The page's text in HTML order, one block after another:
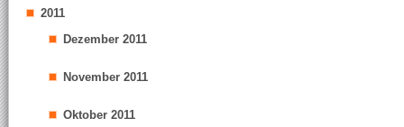
2011
Dezember 2011
November 2011
Oktober 2011